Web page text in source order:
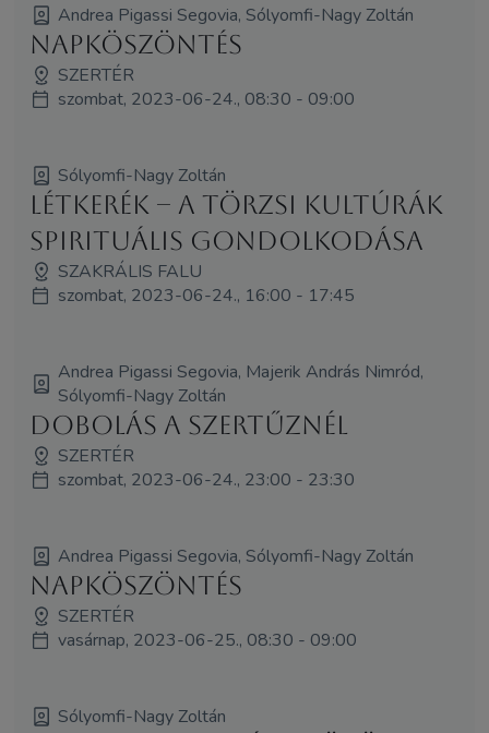
Andrea Pigassi Segovia, Sólyomfi-Nagy Zoltán
Napköszöntés
SZERTÉR
szombat, 2023-06-24., 08:30 - 09:00
Sólyomfi-Nagy Zoltán
Létkerék – a törzsi kultúrák
spirituális gondolkodása
SZAKRÁLIS FALU
szombat, 2023-06-24., 16:00 - 17:45
Andrea Pigassi Segovia, Majerik András Nimród,
Sólyomfi-Nagy Zoltán
Dobolás a Szertűznél
SZERTÉR
szombat, 2023-06-24., 23:00 - 23:30
Andrea Pigassi Segovia, Sólyomfi-Nagy Zoltán
Napköszöntés
SZERTÉR
vasárnap, 2023-06-25., 08:30 - 09:00
Sólyomfi-Nagy Zoltán